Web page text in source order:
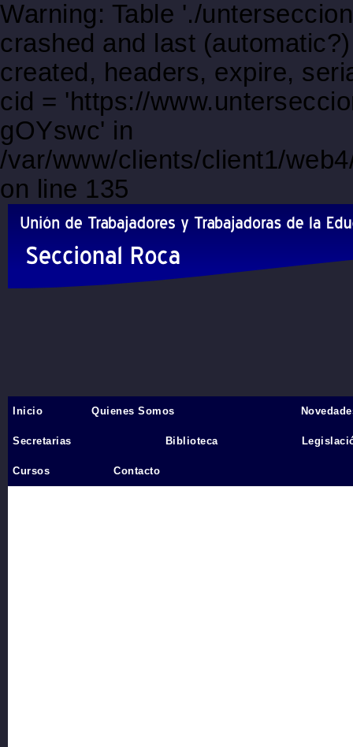
Warning: Table './
crashed and last
created, headers, expire,
cid = 'https://
gOYswc' in
/var/www/clients/client1/
on line 135
Inicio
Inicio Quienes Somos
Secretarias Biblioteca
Cursos Contacto